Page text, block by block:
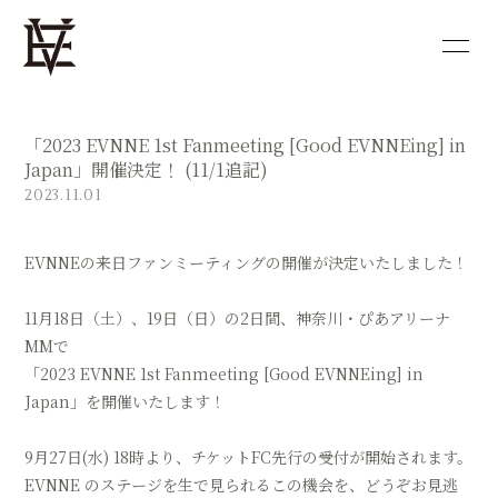
PROFILE
DISCOGRAPHY
MOVIE
PHOTO
SHOP
会員登録 ログイン
「2023 EVNNE 1st Fanmeeting [Good EVNNEing] in
Japan」開催決定！ (11/1追記)
2023.11.01
EVNNEの来日ファンミーティングの開催が決定いたしました！
11月18日（土）、19日（日）の2日間、神奈川・ぴあアリーナ
MMで
「2023 EVNNE 1st Fanmeeting [Good EVNNEing] in
Japan」を開催いたします！
9月27日(水) 18時より、チケットFC先行の受付が開始されます。
EVNNE のステージを生で見られるこの機会を、どうぞお見逃